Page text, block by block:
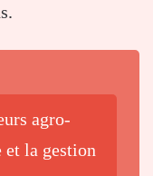
agro-
et la gestion